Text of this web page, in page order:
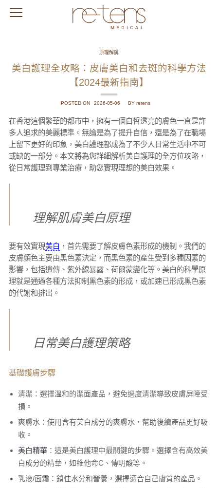
原理解說
美白護理全攻略：皮膚美白和去斑的科學方法
【2024最新指南】
POSTED ON 2026-05-06 BY retens
在香港這個繁華的都市中，擁有一個白皙透亮的膚色一直是許
多人追求的美麗標準。無論是為了提升自信，還是為了在職場
上留下更好的印象，美白護理都成為了不少人日常生活中不可
或缺的一部分。本文將為您詳細解析美白護理的全方位攻略，
從日常護理到專業治療，助您實現理想的美白效果。
理解肌膚美白原理
要有效實現美白 ，首先需要了解皮膚色素形成的機制。我們的
皮膚顏色主要由黑色素決定，而黑色素的產生受到多種因素的
影響，包括遺傳、紫外線暴露、荷爾蒙變化等。美白的科學原
理就是通過各種方法抑制黑色素的形成，或加速已形成黑色素
的代謝和排出。
日常美白護理策略
基礎護膚步驟
清潔：選擇溫和的潔面產品，避免過度清潔導致皮膚屏障受
損。
爽膚水：使用含有美白成分的爽膚水，幫助後續產品更好吸
收。
美白精華 ：這是美白護理中最關鍵的步驟。選擇含有高效美
白成分的精華，如維他命C、傳明酸等。
乳液/面霜：鎖住水分和營養，選擇適合自己膚質的產品。